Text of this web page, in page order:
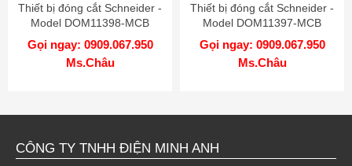
Thiết bị đóng cắt Schneider -
Model DOM11398-MCB
Gọi ngay: 0909.067.950
Ms.Châu
Thiết bị đóng cắt Schneider -
Model DOM11397-MCB
Gọi ngay: 0909.067.950
Ms.Châu
CÔNG TY TNHH ĐIỆN MINH ANH